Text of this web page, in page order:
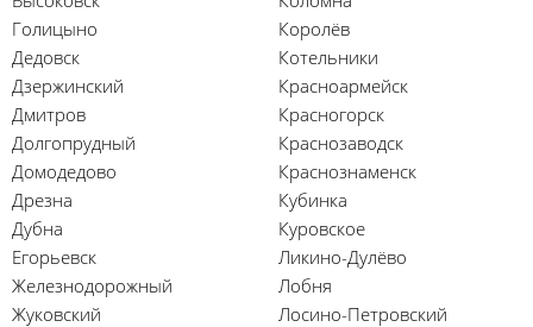
Голицыно
Дедовск
Дзержинский
Дмитров
Долгопрудный
Домодедово
Дрезна
Дубна
Егорьевск
Железнодорожный
Жуковский
Королёв
Котельники
Красноармейск
Красногорск
Краснозаводск
Краснознаменск
Кубинка
Куровское
Ликино-Дулёво
Лобня
Лосино-Петровский